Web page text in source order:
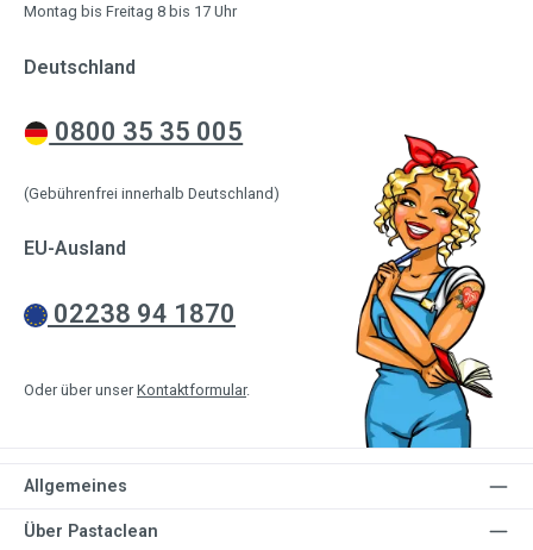
Montag bis Freitag 8 bis 17 Uhr
Deutschland
0800 35 35 005
(Gebührenfrei innerhalb Deutschland)
EU-Ausland
02238 94 1870
Oder über unser Kontaktformular.
Allgemeines
Über Pastaclean